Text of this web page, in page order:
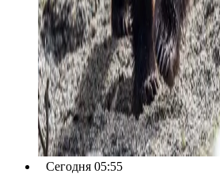
Сегодня 05:55